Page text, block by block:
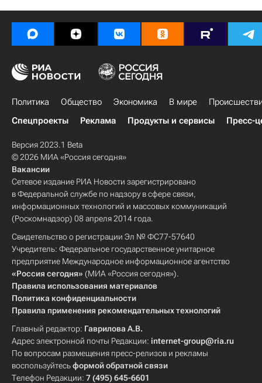
Политика Общество Экономика В мире
Спецпроекты
Реклама Продукты и сервисы Пресс-
Версия 2023.1 Beta
© 2026 МИА «Россия сегодня»
Вакансии
Сетевое издание РИА Новости зарегистрировано
в Федеральной службе по надзору в сфере связи,
информационных технологий и массовых коммуникаций
(Роскомнадзор) 08 апреля 2014 года.
Свидетельство о регистрации Эл № ФС77-57640
Учредитель: Федеральное государственное унитарное
предприятие Международное информационное агентство
«Россия сегодня» (МИА «Россия сегодня»).
Правила использования материалов
Политика конфиденциальности
Правила применения рекомендательных технологий
Главный редактор: Гаврилова А.В.
Адрес электронной почты Редакции: internet-group@ria.ru
По вопросам размещения пресс-релизов и рекламы
воспользуйтесьформой обратной связи
Телефон Редакции: 7 (495) 645-6601